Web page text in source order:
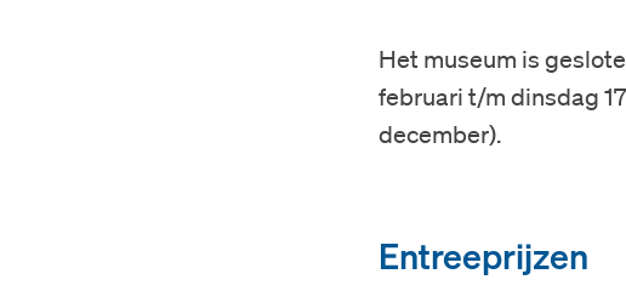
Het museum is
februari t/m dinsdag
december).
Entreeprijzen